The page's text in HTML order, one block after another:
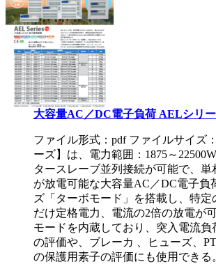
大容量AC／DC電子負荷 AELシリ
ファイル形式：pdf ファイルサイズ
ーズ】は、電力範囲：1875～
タースレーブ並列接続が可能で、単
が放電可能な大容量AC／DC電子負
ズ「ターボモード」を搭載し、特定
だけ定格電力、電流の2倍の放電が
モードを内蔵しており、突入電流負
の評価や、ブレーカ 、ヒューズ、
の保護用素子の評価にも使用できる